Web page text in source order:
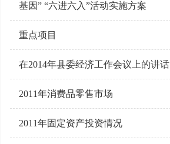
基因” “六进六入”活动实施方案
重点项目
在2014年县委经济工作会议上的讲话
2011年消费品零售市场
2011年固定资产投资情况